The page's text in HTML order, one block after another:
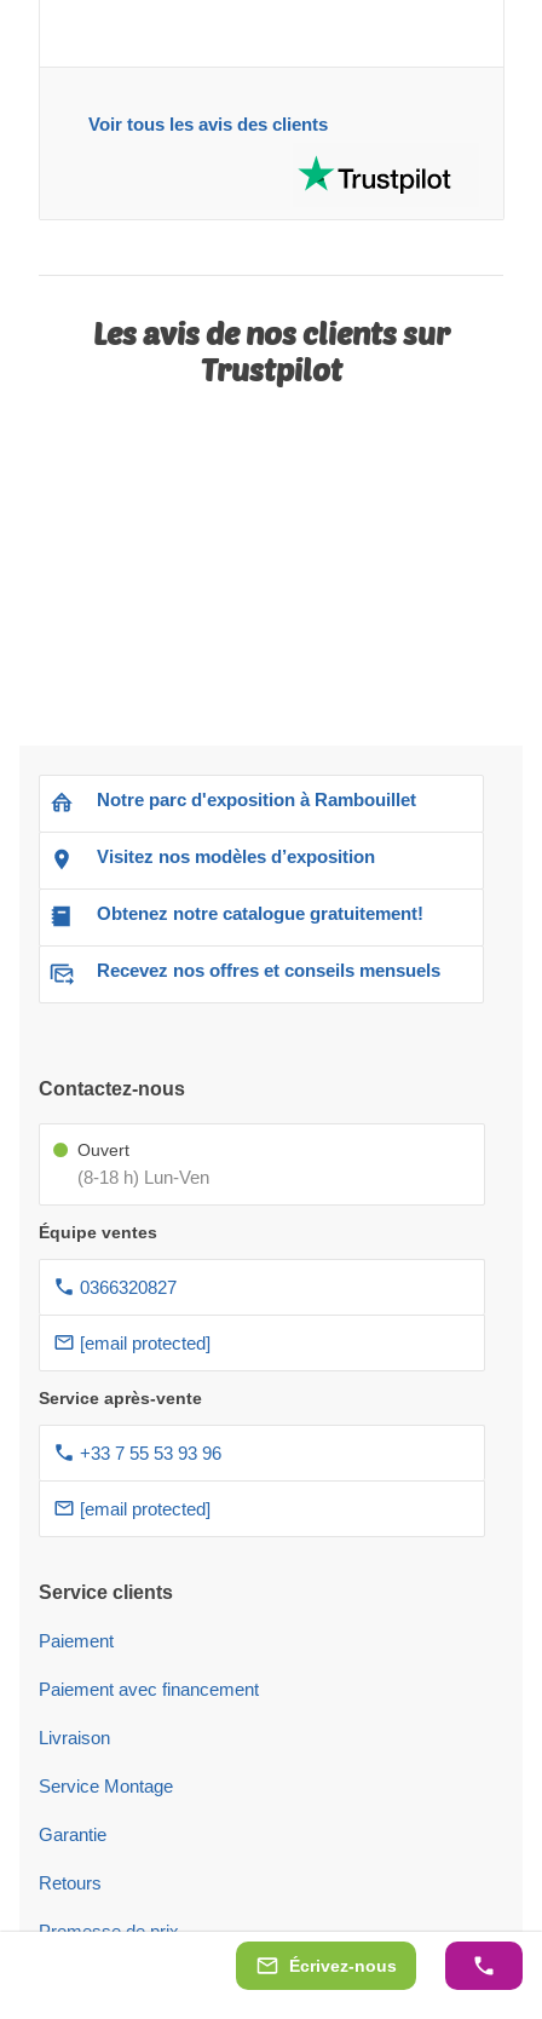
Voir tous les avis des clients
Écrivez-nous
Les avis de nos clients sur
Trustpilot
Notre parc d'exposition à Rambouillet
Visitez nos modèles d’exposition
Obtenez notre catalogue gratuitement!
Recevez nos offres et conseils mensuels
Contactez-nous
Ouvert
(8-18 h) Lun-Ven
Équipe ventes
0366320827
[email protected]
Service après-vente
+33 7 55 53 93 96
[email protected]
Service clients
Paiement
Paiement avec financement
Livraison
Service Montage
Garantie
Retours
Promesse de prix